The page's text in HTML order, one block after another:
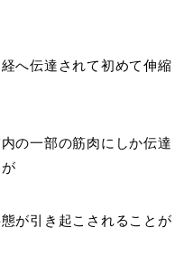
へ伝達されて初めて伸縮
の一部の筋肉にしか伝達
が引き起こされることが